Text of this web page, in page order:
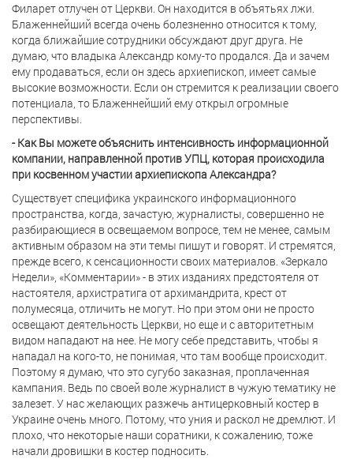
Филарет отлучен от Церкви. Он находится в объятьях лжи.
Блаженнейший всегда очень болезненно относится к тому,
когда ближайшие сотрудники обсуждают друг друга. Не
думаю, что владыка Александр кому-то продался. Да и зачем
ему продаваться, если он здесь архиепископ, имеет самые
высокие возможности. Если он стремится к реализации своего
потенциала, то Блаженнейший ему открыл огромные
перспективы.
- Как Вы можете объяснить интенсивность информационной
компании, направленной против УПЦ, которая происходила
при косвенном участии архиепископа Александра?
Существует специфика украинского информационного
пространства, когда, зачастую, журналисты, совершенно не
разбирающиеся в освещаемом вопросе, тем не менее, самым
активным образом на эти темы пишут и говорят. И стремятся,
прежде всего, к сенсационности своих материалов. «Зеркало
Недели», «Комментарии» - в этих изданиях предстоятеля от
настоятеля, архистратига от архимандрита, крест от
полумесяца, отличить не могут. Но при этом они не просто
освещают деятельность Церкви, но еще и с авторитетным
видом нападают на нее. Не могу себе представить, чтобы я
нападал на кого-то, не понимая, что там вообще происходит.
Поэтому я думаю, что это сугубо заказная, проплаченная
кампания. Ведь по своей воле журналист в чужую тематику не
залезет. У нас желающих разжечь антицерковный костер в
Украине очень много. Потому, что уния и раскол не дремлют. И
плохо, что некоторые наши соратники, к сожалению, тоже
начали дровишки в костер подносить.